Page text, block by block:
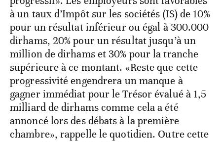
à un taux d’Impôt sur les sociétés (IS) de 10%
pour un résultat inférieur ou égal à 300.000
dirhams, 20% pour un résultat jusqu’à un
million de dirhams et 30% pour la tranche
supérieure à ce montant. «Reste que cette
progressivité engendrera un manque à
gagner immédiat pour le Trésor évalué à 1,5
milliard de dirhams comme cela a été
annoncé lors des débats à la première
chambre», rappelle le quotidien. Outre cette